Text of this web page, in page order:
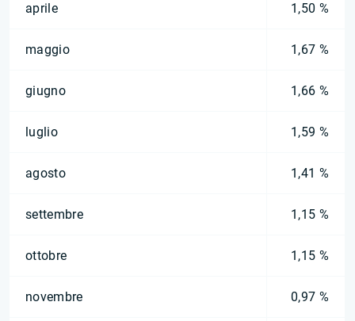
aprile 1,50 %
maggio 1,67 %
giugno 1,66 %
luglio 1,59 %
agosto 1,41 %
settembre 1,15 %
ottobre 1,15 %
novembre 0,97 %